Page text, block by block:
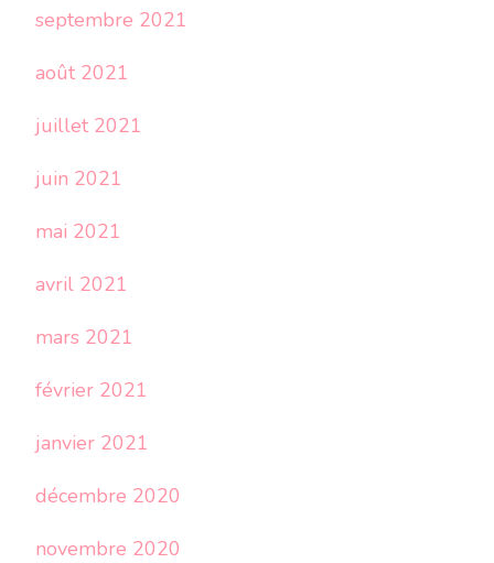
septembre 2021
août 2021
juillet 2021
juin 2021
mai 2021
avril 2021
mars 2021
février 2021
janvier 2021
décembre 2020
novembre 2020